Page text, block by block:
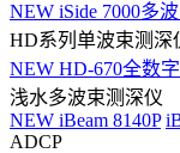
NEW iSide 7000多
HD系列单波束测深
NEW HD-670全数
浅水多波束测深仪
NEW iBeam 8140P
ADCP